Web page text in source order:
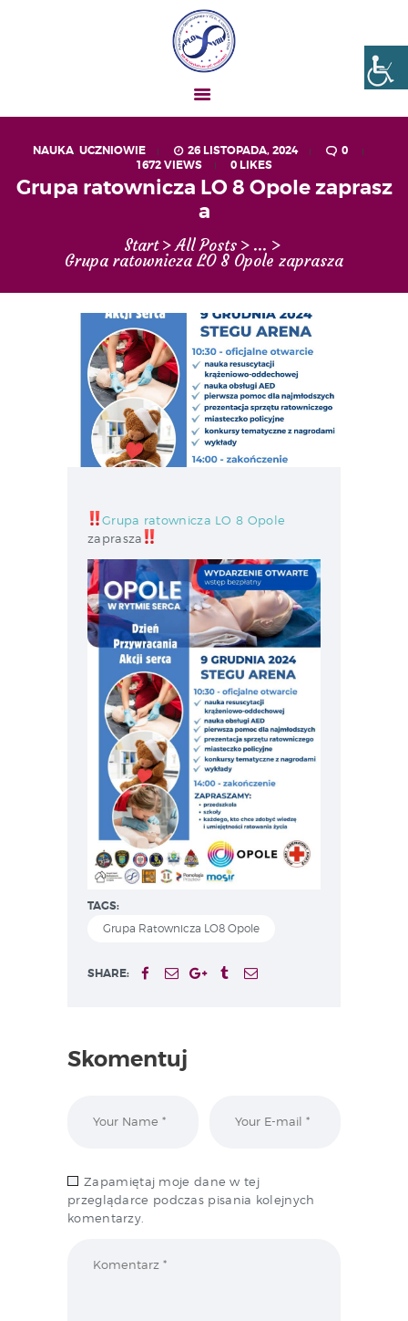
NAUKA, UCZNIOWIE 26 LISTOPADA, 2024
0
1672VIEWS 0 LIKES
Grupa ratownicza LO 8 Opole zaprasz
a
Start All Posts ...
Grupa ratownicza LO 8 Opole zaprasza
Liceum nr VIII Opole
AKTUALNOŚCI
OGŁOSZENIA
O NAS
MATURA
REKRUTACJA
PROJEKTY
GALERIA ZDJĘĆ
KONTAKT
Grupa ratownicza LO 8 Opole
zaprasza
TAGS:
Grupa Ratownicza LO8 Opole
SHARE:
Skomentuj
Zapamiętaj moje dane w tej
przeglądarce podczas pisania kolejnych
komentarzy.